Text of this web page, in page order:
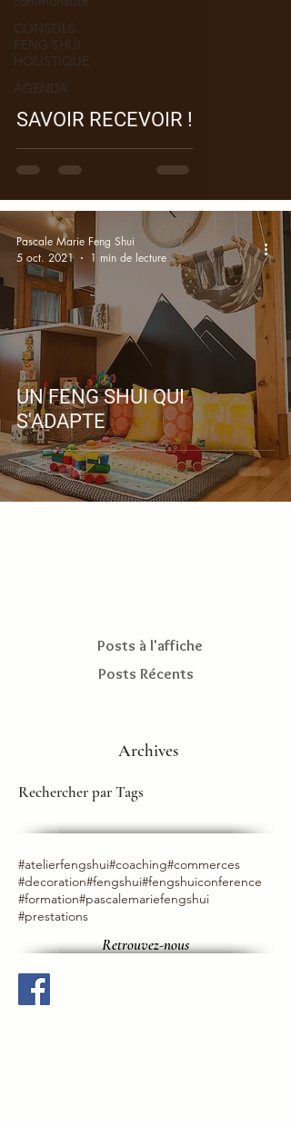
CONSEILS
FENG SHUI
HOLISTIQUE
AGENDA
SAVOIR RECEVOIR !
UN FENG SHUI QUI
S'ADAPTE
Pascale Marie Feng Shui
5 oct. 2021
1 min de lecture
Posts à l'affiche
Posts Récents
Archives
Rechercher par Tags
#atelierfengshui#coaching#commerces
#decoration#fengshui#fengshuiconference
#formation#pascalemariefengshui
#prestations
Retrouvez-nous